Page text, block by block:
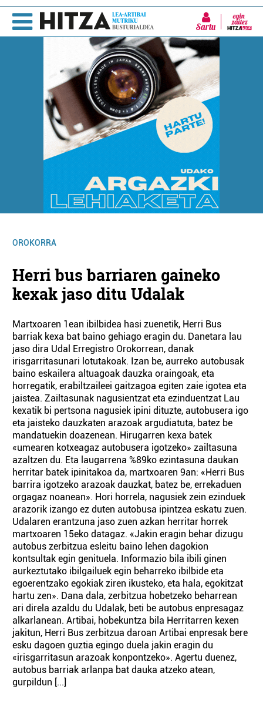
Sartu
OROKORRA
Herri bus barriaren gaineko
kexak jaso ditu Udalak
Martxoaren 1ean ibilbidea hasi zuenetik, Herri Bus
barriak kexa bat baino gehiago eragin du. Danetara lau
jaso dira Udal Erregistro Orokorrean, danak
irisgarritasunari lotutakoak. Izan be, aurreko autobusak
baino eskailera altuagoak dauzka oraingoak, eta
horregatik, erabiltzaileei gaitzagoa egiten zaie igotea eta
jaistea. Zailtasunak nagusientzat eta ezinduentzat Lau
kexatik bi pertsona nagusiek ipini dituzte, autobusera igo
eta jaisteko dauzkaten arazoak argudiatuta, batez be
mandatuekin doazenean. Hirugarren kexa batek
«umearen kotxeagaz autobusera igotzeko» zailtasuna
azaltzen du. Eta laugarrena %89ko ezintasuna daukan
herritar batek ipinitakoa da, martxoaren 9an: «Herri Bus
barrira igotzeko arazoak dauzkat, batez be, errekaduen
orgagaz noanean». Hori horrela, nagusiek zein ezinduek
arazorik izango ez duten autobusa ipintzea eskatu zuen.
Udalaren erantzuna jaso zuen azkan herritar horrek
martxoaren 15eko datagaz. «Jakin eragin behar dizugu
autobus zerbitzua esleitu baino lehen dagokion
kontsultak egin genituela. Informazio bila ibili ginen
aurkeztutako ibilgailuek egin beharreko ibilbide eta
egoerentzako egokiak ziren ikusteko, eta hala, egokitzat
hartu zen». Dana dala, zerbitzua hobetzeko beharrean
ari direla azaldu du Udalak, beti be autobus enpresagaz
alkarlanean. Artibai, hobekuntza bila Herritarren kexen
jakitun, Herri Bus zerbitzua daroan Artibai enpresak bere
esku dagoen guztia egingo duela jakin eragin du
«irisgarritasun arazoak konpontzeko». Agertu duenez,
autobus barriak arlanpa bat dauka atzeko atean,
gurpildun [...]